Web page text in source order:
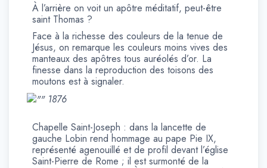
À l’arrière on voit un apôtre méditatif, peut-être
saint Thomas ?
Face à la richesse des couleurs de la tenue de
Jésus, on remarque les couleurs moins vives des
manteaux des apôtres tous auréolés d’or. La
finesse dans la reproduction des toisons des
moutons est à signaler.
1876
Chapelle Saint-Joseph : dans la lancette de
gauche Lobin rend hommage au pape Pie IX,
représenté agenouillé et de profil devant l’église
Saint-Pierre de Rome ; il est surmonté de la